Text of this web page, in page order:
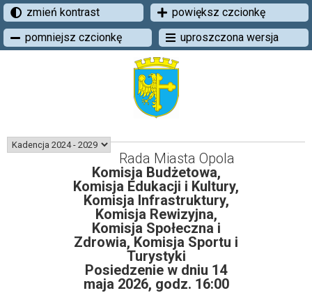
zmień kontrast
powiększ czcionkę
pomniejsz czcionkę
uproszczona wersja
Rada Miasta Opola
Komisja Budżetowa,
Komisja Edukacji i Kultury,
Komisja Infrastruktury,
Komisja Rewizyjna,
Komisja Społeczna i
Zdrowia, Komisja Sportu i
Turystyki
Posiedzenie w dniu 14
maja 2026, godz. 16:00